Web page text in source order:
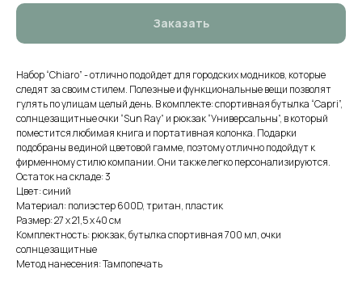
Заказать
Набор “Chiaro” - отлично подойдет для городских модников, которые
следят за своим стилем. Полезные и функциональные вещи позволят
гулять по улицам целый день. В комплекте: спортивная бутылка “Capri”,
солнцезащитные очки “Sun Ray” и рюкзак “Универсальны”, в который
поместится любимая книга и портативная колонка. Подарки
подобраны в единой цветовой гамме, поэтому отлично подойдут к
фирменному стилю компании. Они также легко персонализируются.
Остаток на складе: 3
Цвет: синий
Материал: полиэстер 600D, тритан, пластик
Размер: 27 х 21,5 х 40 см
Комплектность: рюкзак, бутылка спортивная 700 мл, очки
солнцезащитные
Метод нанесения: Тампопечать